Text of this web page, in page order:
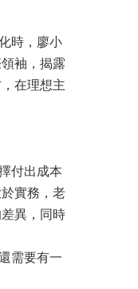
時，廖小
袖，揭露
在理想主
付出成本
實務，老
異，同時
需要有一